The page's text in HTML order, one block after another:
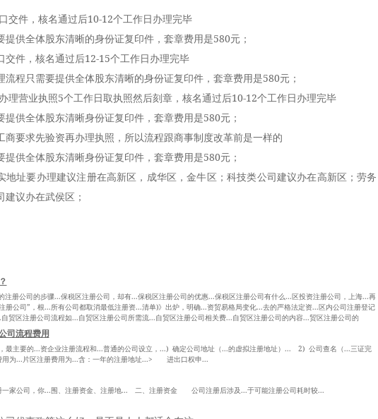
件，核名通过后10-12个工作日办理完毕
供全体股东清晰的身份证复印件，套章费用是580元；
件，核名通过后12-15个工作日办理完毕
程只需要提供全体股东清晰的身份证复印件，套章费用是580元；
营业执照5个工作日取执照然后刻章，核名通过后10-12个工作日办理完毕
供全体股东清晰身份证复印件，套章费用是580元；
要求先验资再办理执照，所以流程跟商事制度改革前是一样的
供全体股东清晰身份证复印件，套章费用是580元；
址要办理建议注册在高新区，成华区，金牛区；科技类公司建议办在高新区；劳务
议办在武侯区；
注册公司的步骤...保税区注册公司，却有...保税区注册公司的优惠...保税区注册公司有什么...区投资注册公司，上海...再
册公司”，根...所有公司都取消最低注册资...清单)》出炉，明确...资贸易格局变化...去的严格法定资...区内公司注册登记
贸区注册公司流程如...自贸区注册公司所需流...自贸区注册公司相关费...自贸区注册公司的内容...贸区注册公司的
司流程费用
主要的...资企业注册流程和...普通的公司设立，...) 确定公司地址（...的虚拟注册地址）... 2) 公司查名（...三证完
为...片区注册费用为...含：一年的注册地址...> 进出口权申...
家公司，你...围、注册资金、注册地... 二、注册资金 公司注册后涉及...于可能注册公司耗时较...